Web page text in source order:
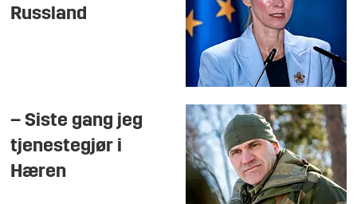
Russland
– Siste gang jeg
tjenestegjør i
Hæren